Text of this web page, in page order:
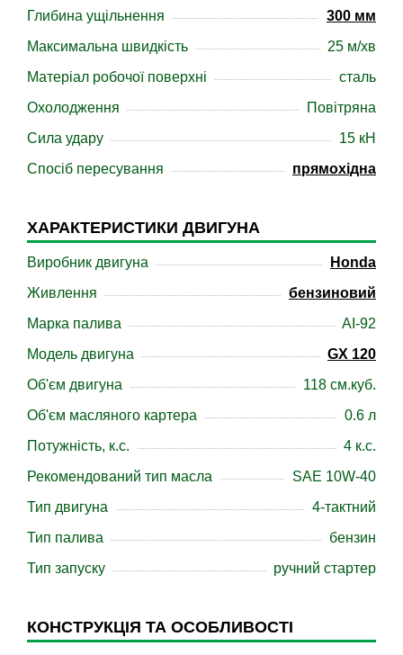
Глибина ущільнення
300 мм
Максимальна швидкість
25 м/хв
Матеріал робочої поверхні
сталь
Охолодження
Повітряна
Сила удару
15 кН
Спосіб пересування
прямохідна
ХАРАКТЕРИСТИКИ ДВИГУНА
Виробник двигуна
Honda
Живлення
бензиновий
Марка палива
АІ-92
Модель двигуна
GX 120
Об'єм двигуна
118 см.куб.
Об'єм масляного картера
0.6 л
Потужність, к.с.
4 к.с.
Рекомендований тип масла
SAE 10W-40
Тип двигуна
4-тактний
Тип палива
бензин
Тип запуску
ручний стартер
КОНСТРУКЦІЯ ТА ОСОБЛИВОСТІ